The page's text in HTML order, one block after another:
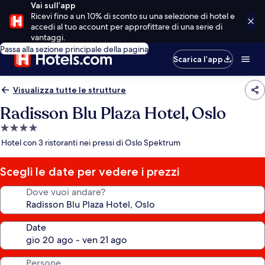
Vai sull’app
Ricevi fino a un 10% di sconto su una selezione di hotel e
accedi al tuo account per approfittare di una serie di
vantaggi.
Passa alla sezione principale della pagina
Scarica l’app
Visualizza tutte le strutture
Radisson Blu Plaza Hotel, Oslo
Struttura
a
stelle
Hotel con 3 ristoranti nei pressi di Oslo Spektrum
Scegli le date per vedere i prezzi
Dove vuoi andare?
Date